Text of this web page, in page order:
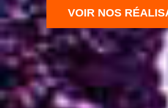
VOIR NOS